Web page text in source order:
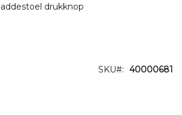
drukknop
SKU 40000681